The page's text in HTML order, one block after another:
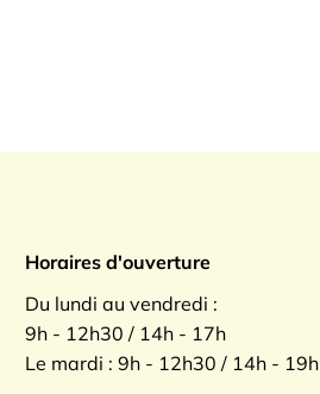
Horaires d'ouverture
Du lundi au vendredi :
9h - 12h30 / 14h - 17h
Le mardi : 9h - 12h30 / 14h - 19h